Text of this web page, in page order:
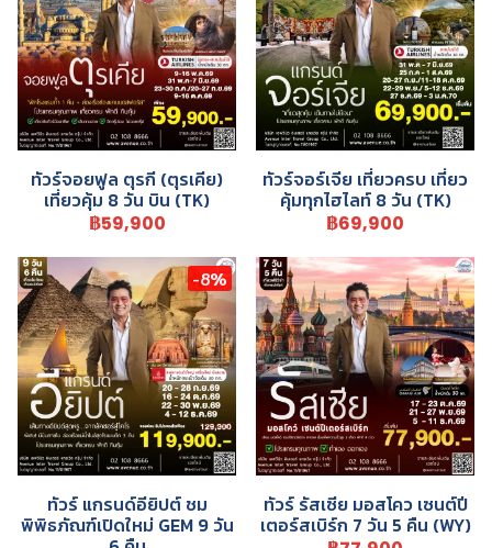
ทัวร์จอยฟูล ตุรกี (ตุรเคีย)
เที่ยวคุ้ม 8 วัน บิน (TK)
฿59,900
ทัวร์จอร์เจีย เที่ยวครบ เที่ยว
คุ้มทุกไฮไลท์ 8 วัน (TK)
฿69,900
-8%
ทัวร์ แกรนด์อียิปต์ ชม
พิพิธภัณฑ์เปิดใหม่ GEM 9 วัน
ทัวร์ รัสเซีย มอสโคว เซนต์ปี
เตอร์สเบิร์ก 7 วัน 5 คืน (WY)